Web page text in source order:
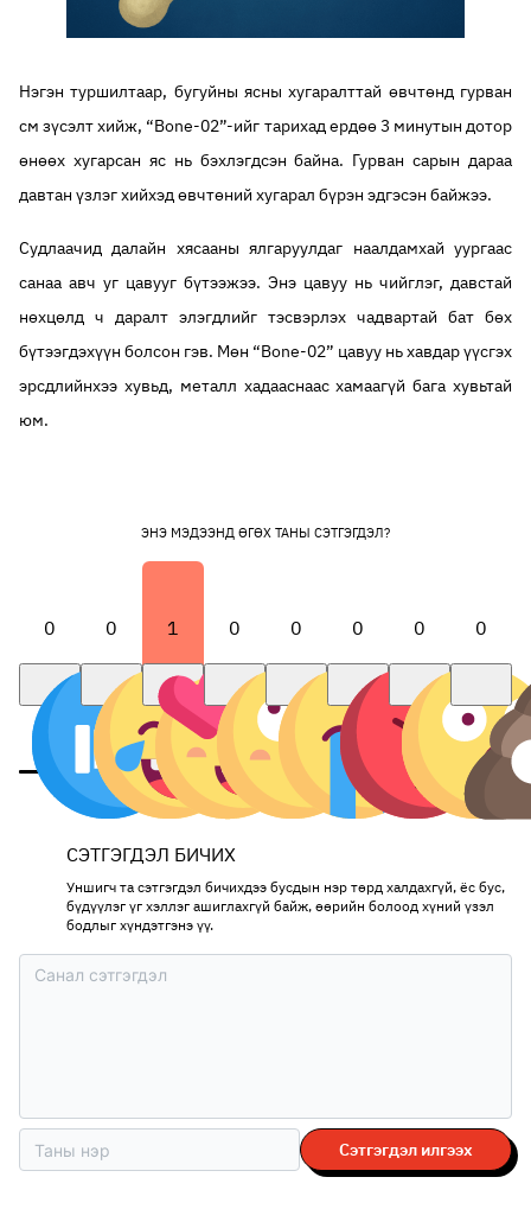
Нэгэн туршилтаар, бугуйны ясны хугаралттай өвчтөнд гурван
см зүсэлт хийж, “Bone-02”-ийг тарихад ердөө 3 минутын дотор
өнөөх хугарсан яс нь бэхлэгдсэн байна. Гурван сарын дараа
давтан үзлэг хийхэд өвчтөний хугарал бүрэн эдгэсэн байжээ.
Судлаачид далайн хясааны ялгаруулдаг наалдамхай уургаас
санаа авч уг цавууг бүтээжээ. Энэ цавуу нь чийглэг, давстай
нөхцөлд ч даралт элэгдлийг тэсвэрлэх чадвартай бат бөх
бүтээгдэхүүн болсон гэв. Мөн “Bone-02” цавуу нь хавдар үүсгэх
эрсдлийнхээ хувьд, металл хадааснаас хамаагүй бага хувьтай
юм.
ЭНЭ МЭДЭЭНД ӨГӨХ ТАНЫ СЭТГЭГДЭЛ?
0 0 1 0 0 0 0 0
СЭТГЭГДЭЛ БИЧИХ
Уншигч та сэтгэгдэл бичихдээ бусдын нэр төрд халдахгүй, ёс бус,
бүдүүлэг үг хэллэг ашиглахгүй байж, өөрийн болоод хүний үзэл
бодлыг хүндэтгэнэ үү.
Сэтгэгдэл илгээх